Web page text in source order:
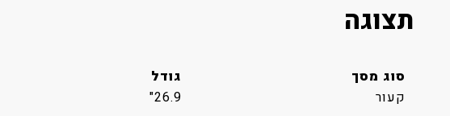
תצוגה
סוג מסך
קעור
גודל
26.9"